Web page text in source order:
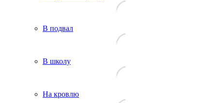
В подвал
В школу
На кровлю